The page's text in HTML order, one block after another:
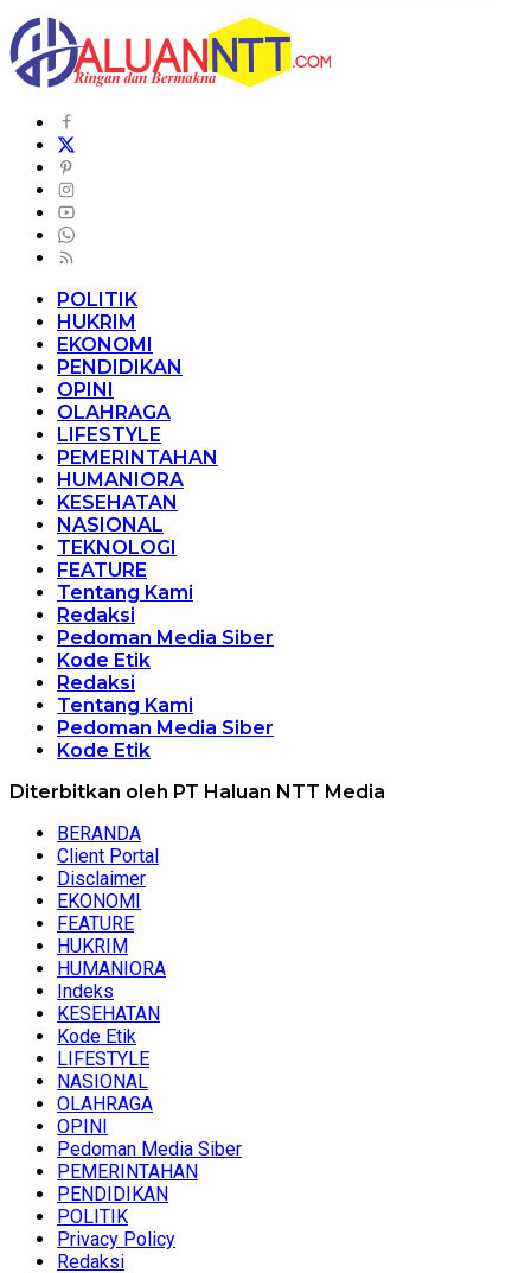
POLITIK
HUKRIM
EKONOMI
PENDIDIKAN
OPINI
OLAHRAGA
LIFESTYLE
PEMERINTAHAN
HUMANIORA
KESEHATAN
NASIONAL
TEKNOLOGI
FEATURE
Tentang Kami
Redaksi
Pedoman Media Siber
Kode Etik
Redaksi
Tentang Kami
Pedoman Media Siber
Kode Etik
Diterbitkan oleh PT Haluan NTT Media
BERANDA
Client Portal
Disclaimer
EKONOMI
FEATURE
HUKRIM
HUMANIORA
Indeks
KESEHATAN
Kode Etik
LIFESTYLE
NASIONAL
OLAHRAGA
OPINI
Pedoman Media Siber
PEMERINTAHAN
PENDIDIKAN
POLITIK
Privacy Policy
Redaksi